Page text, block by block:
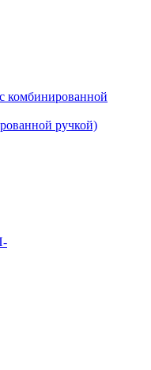
ручкой)